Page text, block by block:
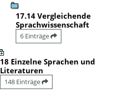
17.14 Vergleichende
Sprachwissenschaft
6 Einträge
18 Einzelne Sprachen und
Literaturen
148 Einträge